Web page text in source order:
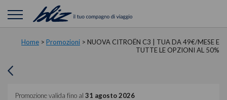
Home > Promozioni > NUOVA CITROËN C3 | TUA DA 49€/MESE E
TUTTE LE OPZIONI AL 50%
Promozione valida fino al 31 agosto 2026